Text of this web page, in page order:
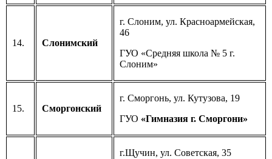
14. Слонимский
г. Слоним, ул. Красноармейская,
46
ГУО «Средняя школа № 5 г.
Слоним»
15. Сморгонский
г. Сморгонь, ул. Кутузова, 19
ГУО «Гимназия г. Сморгони»
г.Щучин, ул. Советская, 35